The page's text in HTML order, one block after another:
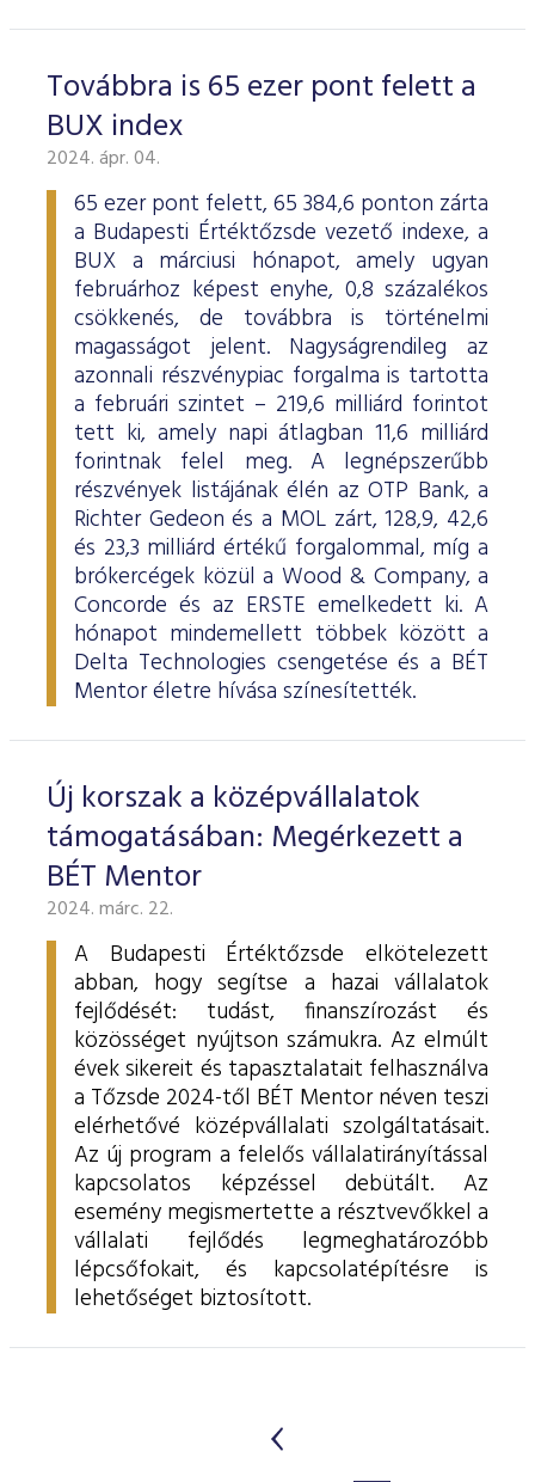
Továbbra is 65 ezer pont felett a
BUX index
2024. ápr. 04.
65 ezer pont felett, 65 384,6 ponton zárta
a Budapesti Értéktőzsde vezető indexe, a
BUX a márciusi hónapot, amely ugyan
februárhoz képest enyhe, 0,8 százalékos
csökkenés, de továbbra is történelmi
magasságot jelent. Nagyságrendileg az
azonnali részvénypiac forgalma is tartotta
a februári szintet – 219,6 milliárd forintot
tett ki, amely napi átlagban 11,6 milliárd
forintnak felel meg. A legnépszerűbb
részvények listájának élén az OTP Bank, a
Richter Gedeon és a MOL zárt, 128,9, 42,6
és 23,3 milliárd értékű forgalommal, míg a
brókercégek közül a Wood & Company, a
Concorde és az ERSTE emelkedett ki. A
hónapot mindemellett többek között a
Delta Technologies csengetése és a BÉT
Mentor életre hívása színesítették.
Új korszak a középvállalatok
támogatásában: Megérkezett a
BÉT Mentor
2024. márc. 22.
A Budapesti Értéktőzsde elkötelezett
abban, hogy segítse a hazai vállalatok
fejlődését: tudást, finanszírozást és
közösséget nyújtson számukra. Az elmúlt
évek sikereit és tapasztalatait felhasználva
a Tőzsde 2024-től BÉT Mentor néven teszi
elérhetővé középvállalati szolgáltatásait.
Az új program a felelős vállalatirányítással
kapcsolatos képzéssel debütált. Az
esemény megismertette a résztvevőkkel a
vállalati fejlődés legmeghatározóbb
lépcsőfokait, és kapcsolatépítésre is
lehetőséget biztosított.